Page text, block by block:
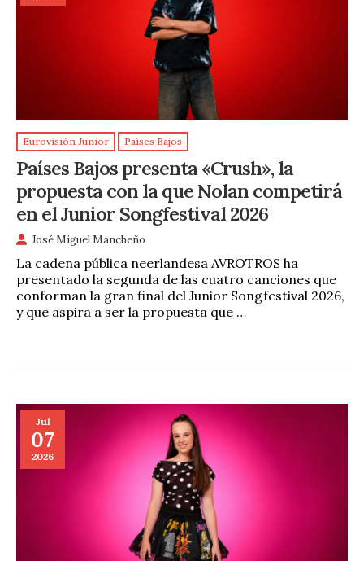
Eurovisión Junior Países Bajos
Países Bajos presenta «Crush», la
propuesta con la que Nolan competirá
en el Junior Songfestival 2026
José Miguel Mancheño
La cadena pública neerlandesa AVROTROS ha
presentado la segunda de las cuatro canciones que
conforman la gran final del Junior Songfestival 2026,
y que aspira a ser la propuesta que …
Jul
07
2026